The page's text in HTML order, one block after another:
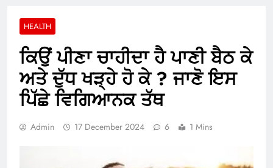
HEALTH
ਕਿਉਂ ਪੀਣਾ ਚਾਹੀਦਾ ਹੈ ਪਾਣੀ ਬੈਠ ਕੇ
ਅਤੇ ਦੁੱਧ ਖੜ੍ਹੇ ਹੋ ਕੇ ? ਜਾਣੋ ਇਸ
ਪਿੱਛੇ ਵਿਗਿਆਨਕ ਤੱਥ
Admin 17 December 2024 6 1 Mins